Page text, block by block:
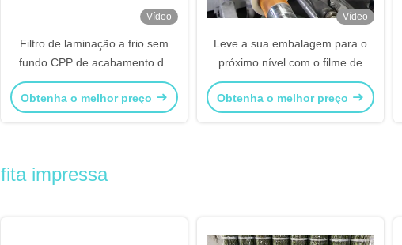
Vídeo
Filtro de laminação a frio sem
fundo CPP de acabamento de
superfície brilhante
Obtenha o melhor preço
Vídeo
Leve a sua embalagem para o
próximo nível com o filme de
laminação a frio sem fundo CPP
Obtenha o melhor preço
fita impressa